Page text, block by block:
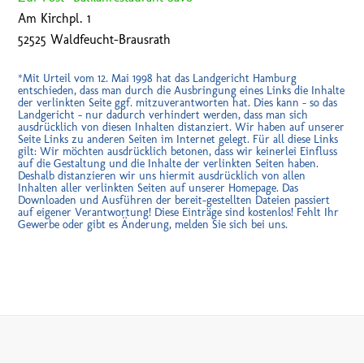
Am Kirchpl. 1
52525 Waldfeucht-Brausrath
*Mit Urteil vom 12. Mai 1998 hat das Landgericht Hamburg
entschieden, dass man durch die Ausbringung eines Links die Inhalte
der verlinkten Seite ggf. mitzuverantworten hat. Dies kann – so das
Landgericht – nur dadurch verhindert werden, dass man sich
ausdrücklich von diesen Inhalten distanziert. Wir haben auf unserer
Seite Links zu anderen Seiten im Internet gelegt. Für all diese Links
gilt: Wir möchten ausdrücklich betonen, dass wir keinerlei Einfluss
auf die Gestaltung und die Inhalte der verlinkten Seiten haben.
Deshalb distanzieren wir uns hiermit ausdrücklich von allen
Inhalten aller verlinkten Seiten auf unserer Homepage. Das
Downloaden und Ausführen der bereit-gestellten Dateien passiert
auf eigener Verantwortung! Diese Einträge sind kostenlos! Fehlt Ihr
Gewerbe oder gibt es Änderung, melden Sie sich bei uns.